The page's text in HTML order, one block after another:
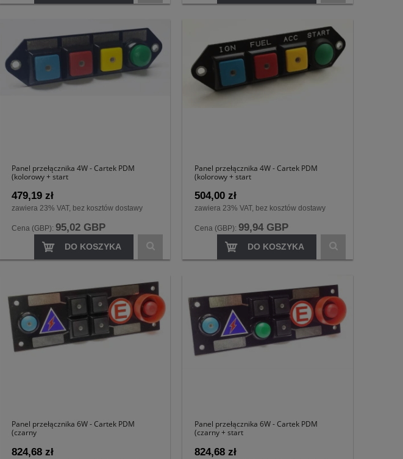
Panel przełącznika 4W - Cartek PDM
(kolorowy + start
479,19 zł
zawiera 23% VAT, bez kosztów dostawy
Cena (GBP): 95,02 GBP
DO KOSZYKA
Panel przełącznika 4W - Cartek PDM
(kolorowy + start
504,00 zł
zawiera 23% VAT, bez kosztów dostawy
Cena (GBP): 99,94 GBP
DO KOSZYKA
Panel przełącznika 6W - Cartek PDM
(czarny
824,68 zł
Panel przełącznika 6W - Cartek PDM
(czarny + start
824,68 zł